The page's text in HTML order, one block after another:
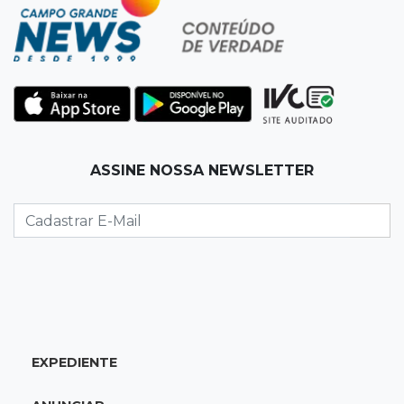
frente da filha é condenado
Rodamos 1.000 km com o Basalt; veja onde
ele mais surpreendeu
Luto na arquitetura
arquiteto dos projetos fora do comum
14:47"Acrodermo"
ASSINE NOSSA NEWSLETTER
EXPEDIENTE